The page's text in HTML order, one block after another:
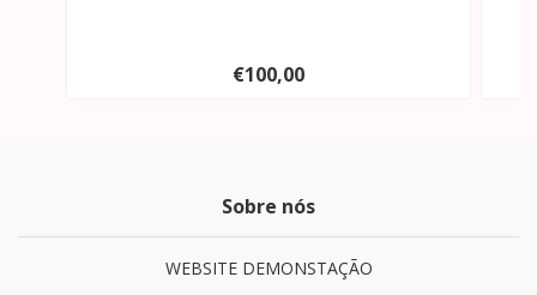
€100,00
Sobre nós
WEBSITE DEMONSTAÇÃO